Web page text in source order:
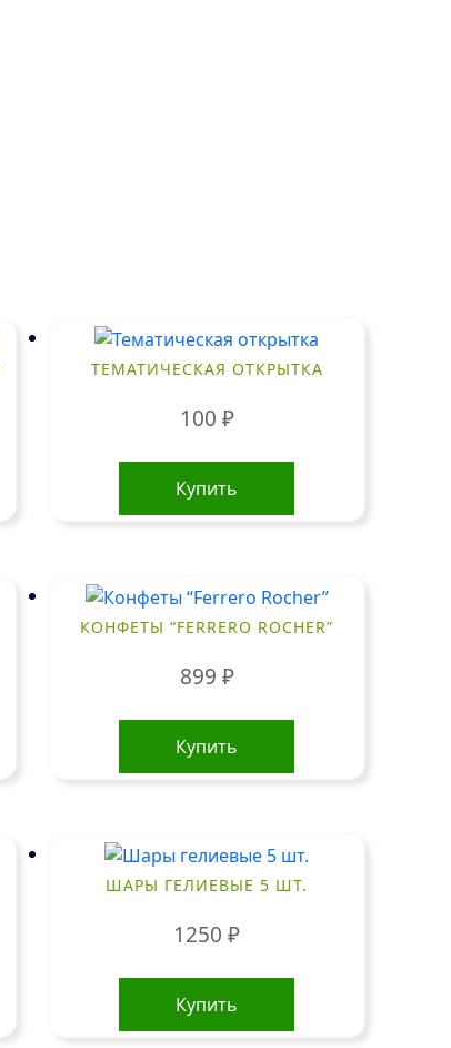
ТЕМАТИЧЕСКАЯ ОТКРЫТКА
100 ₽
Купить
КОНФЕТЫ “FERRERO ROCHER”
899 ₽
Купить
ШАРЫ ГЕЛИЕВЫЕ 5 ШТ.
1250₽
Купить